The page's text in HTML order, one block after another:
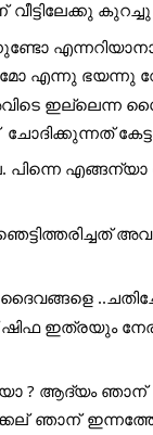
വീട്ടിലേക്കു
എന്നു ഭയന്നു
ഇല്ലെന്ന
പിന്നെ എങ്ങന്യാ
ഇത്രയും
? ആദ്യം ഞാന്
ഞാന്